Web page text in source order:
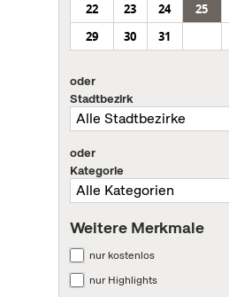
22
23 24 25
29
30 31
oder
Stadtbezirk
oder
Kategorie
Weitere Merkmale
nur kostenlos
nur Highlights